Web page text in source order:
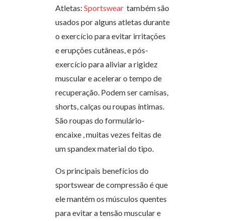
Atletas: Sportswear também são
usados por alguns atletas durante
o exercício para evitar irritações
e erupções cutâneas, e pós-
exercício para aliviar a rigidez
muscular e acelerar o tempo de
recuperação. Podem ser camisas,
shorts, calças ou roupas íntimas.
São roupas do formulário-
encaixe , muitas vezes feitas de
um spandex material do tipo.
Os principais benefícios do
sportswear de compressão é que
ele mantém os músculos quentes
para evitar a tensão muscular e